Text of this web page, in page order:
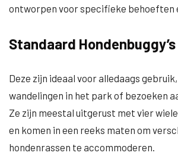
ontworpen voor specifieke behoeften
Standaard Hondenbuggy’s
Deze zijn ideaal voor alledaags
wandelingen in het park of bezoeken
Ze zijn meestal uitgerust met vier
en komen in een reeks maten om
hondenrassen te accommoderen.